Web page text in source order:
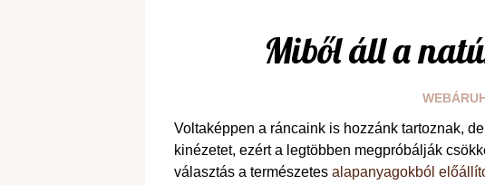
Miből áll a
Voltaképpen a ráncaink is hozzánk tartoznak,
kinézetet, ezért a legtöbben megpróbálják
választás a természetes alapanyagokból